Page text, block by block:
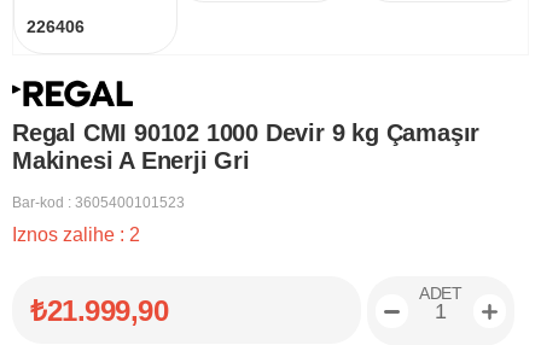
226406
Regal CMI 90102 1000 Devir 9 kg Çamaşır
Makinesi A Enerji Gri
Bar-kod : 3605400101523
Iznos zalihe : 2
₺21.999,90
ADET